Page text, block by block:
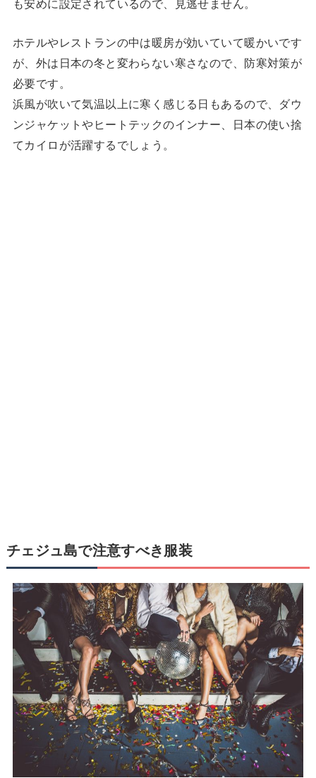
も安めに設定されているので、見逃せません。
ホテルやレストランの中は暖房が効いていて暖かいです
が、外は日本の冬と変わらない寒さなので、防寒対策が
必要です。
浜風が吹いて気温以上に寒く感じる日もあるので、ダウ
ンジャケットやヒートテックのインナー、日本の使い捨
てカイロが活躍するでしょう。
チェジュ島で注意すべき服装